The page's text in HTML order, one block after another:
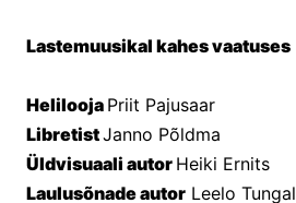
Lastemuusikal kahes vaatuses
Helilooja Priit Pajusaar
Libretist Janno Põldma
Üldvisuaali autor Heiki Ernits
Laulusõnade autor Leelo Tungal